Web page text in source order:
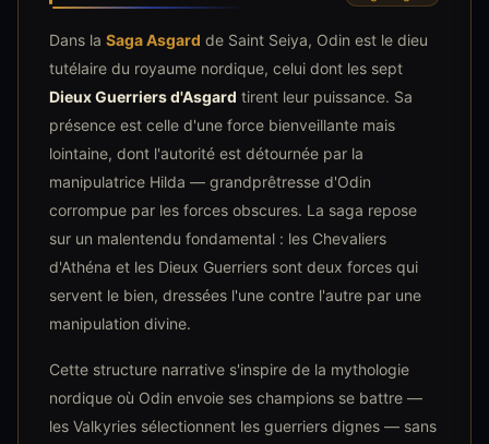
Dans la Saga Asgard de Saint Seiya, Odin est le dieu
tutélaire du royaume nordique, celui dont les sept
Dieux Guerriers d'Asgard tirent leur puissance. Sa
présence est celle d'une force bienveillante mais
lointaine, dont l'autorité est détournée par la
manipulatrice Hilda — grandprêtresse d'Odin
corrompue par les forces obscures. La saga repose
sur un malentendu fondamental : les Chevaliers
d'Athéna et les Dieux Guerriers sont deux forces qui
servent le bien, dressées l'une contre l'autre par une
manipulation divine.
Cette structure narrative s'inspire de la mythologie
nordique où Odin envoie ses champions se battre —
les Valkyries sélectionnent les guerriers dignes — sans